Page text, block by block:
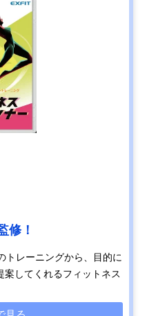
修！
トレーニングから、目的に
してくれるフィットネス